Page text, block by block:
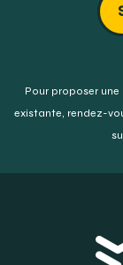
Pour proposer
existante, rendez-